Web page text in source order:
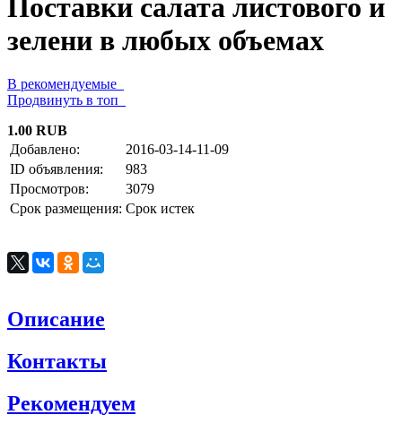
Поставки салата листового и
зелени в любых объемах
В рекомендуемые
Продвинуть в топ
1.00 RUB
Добавлено:
2016-03-14-11-09
ID объявления:
983
Просмотров:
3079
Срок размещения: Срок истек
Описание
Контакты
Рекомендуем